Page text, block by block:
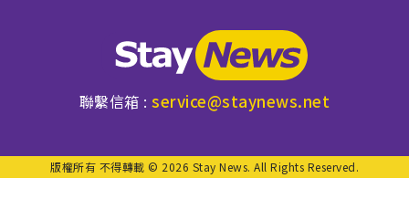
聯繫信箱 :service@staynews.net
版權所有 不得轉載 © 2026 Stay News. All Rights Reserved.